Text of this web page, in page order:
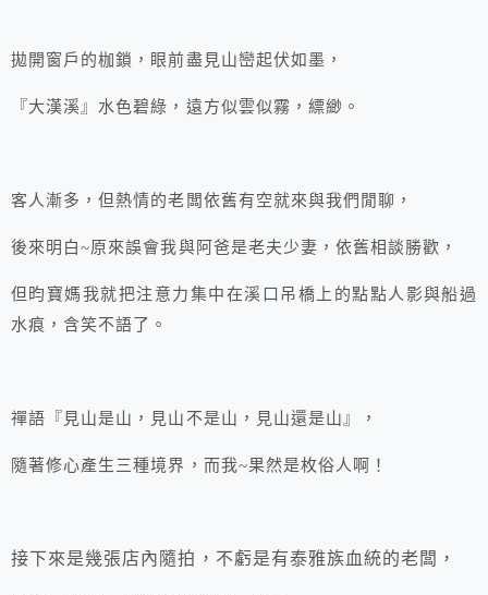
拋開窗戶的枷鎖，眼前盡見山巒起伏如墨，
『大漢溪』水色碧綠，遠方似雲似霧，縹緲。
客人漸多，但熱情的老闆依舊有空就來與我們閒聊，
後來明白~原來誤會我與阿爸是老夫少妻，依舊相談勝歡，
但昀寶媽我就把注意力集中在溪口吊橋上的點點人影與船過
水痕，含笑不語了。
禪語『見山是山，見山不是山，見山還是山』，
隨著修心產生三種境界，而我~果然是枚俗人啊！
接下來是幾張店內隨拍，不虧是有泰雅族血統的老闆，